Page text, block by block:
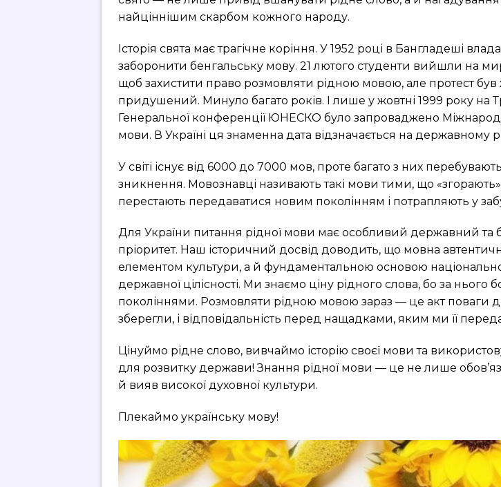
найціннішим скарбом кожного народу.
Історія свята має трагічне коріння. У 1952 році в Бангладеші
заборонити бенгальську мову. 21 лютого студенти вийшли на
щоб захистити право розмовляти рідною мовою, але протест був
придушений. Минуло багато років. І лише у жовтні 1999 року на
Генеральної конференції ЮНЕСКО було запроваджено
мови. В Україні ця знаменна дата відзначається на державному
У світі існує від 6000 до 7000 мов, проте багато з них
зникнення. Мовознавці називають такі мови тими, що
перестають передаватися новим поколінням і потрапляють у
Для України питання рідної мови має особливий державний та
пріоритет. Наш історичний досвід доводить, що мовна
елементом культури, а й фундаментальною основою
державної цілісності. Ми знаємо ціну рідного слова, бо за нього
поколіннями. Розмовляти рідною мовою зараз — це акт поваги до
зберегли, і відповідальність перед нащадками, яким ми її
Цінуймо рідне слово, вивчаймо історію своєї мови та
для розвитку держави! Знання рідної мови — це не лише
й вияв високої духовної культури.
Плекаймо українську мову!